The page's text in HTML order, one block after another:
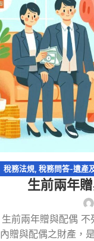
稅務法規, 稅務問答-遺產
生前兩年
生前兩年贈與配偶
內贈與配偶之財產，